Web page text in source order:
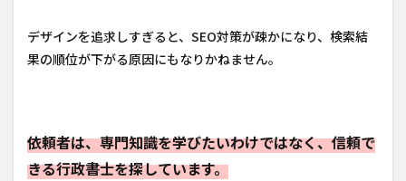
デザインを追求しすぎると、SEO対策が疎かになり、検索結
果の順位が下がる原因にもなりかねません。
依頼者は、専門知識を学びたいわけではなく、信頼で
きる行政書士を探しています。